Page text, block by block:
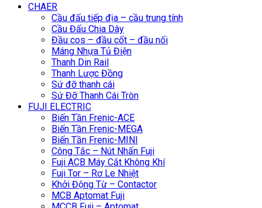
CHAER
Cầu đấu tiếp địa – cầu trung tính
Cầu Đấu Chia Dây
Đầu cos – đầu cốt – đầu nối
Máng Nhựa Tủ Điện
Thanh Din Rail
Thanh Lược Đồng
Sứ đỡ thanh cái
Sứ Đỡ Thanh Cái Tròn
FUJI ELECTRIC
Biến Tần Frenic-ACE
Biến Tần Frenic-MEGA
Biến Tần Frenic-MINI
Công Tắc – Nút Nhấn Fuji
Fuji ACB Máy Cắt Không Khí
Fuji Tor – Rơ Le Nhiệt
Khởi Động Từ – Contactor
MCB Aptomat Fuji